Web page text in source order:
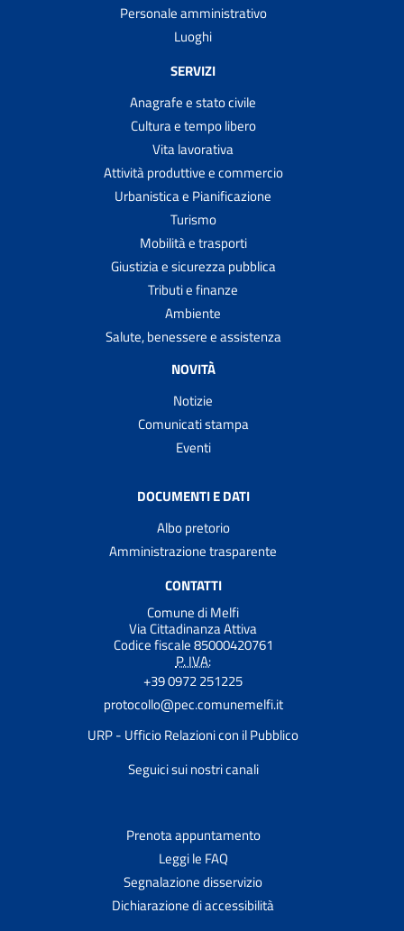
Personale amministrativo
Luoghi
SERVIZI
Anagrafe e stato civile
Cultura e tempo libero
Vita lavorativa
Attività produttive e commercio
Urbanistica e Pianificazione
Turismo
Mobilità e trasporti
Giustizia e sicurezza pubblica
Tributi e finanze
Ambiente
Salute, benessere e assistenza
NOVITÀ
Notizie
Comunicati stampa
Eventi
DOCUMENTI E DATI
Albo pretorio
Amministrazione trasparente
CONTATTI
Comune di Melfi
Via Cittadinanza Attiva
Codice fiscale 85000420761
P. IVA:
+39 0972 251225
protocollo@pec.comunemelfi.it
URP - Ufficio Relazioni con il Pubblico
Seguici sui nostri canali
Prenota appuntamento
Leggi le FAQ
Segnalazione disservizio
Dichiarazione di accessibilità